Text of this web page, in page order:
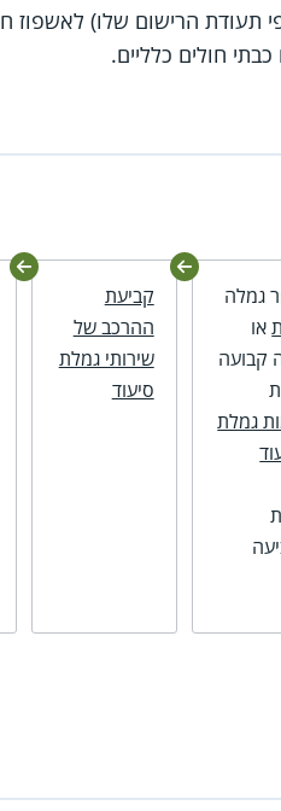
הרישום שלו) לאשפוז
חולים כלליים.
גמלה
או
קבועה
גמלת
קביעת
ההרכב של
שירותי גמלת
סיעוד